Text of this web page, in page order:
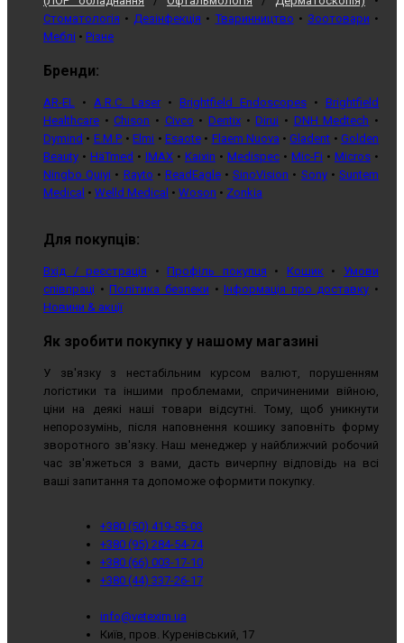
Стоматологія •Дезінфекція •Тваринництво • Зоотовари •
Меблі • Різне
Бренди:
AR-EL • A.R.C. Laser• Brightfield Endoscopes • Brightfield
Healthcare •Chison • Civco •Dentix •Dirui • DNH Medtech •
Dymind • E.M.P.•Elmi • Esaote• Flaem Nuova •Gladent •Golden
Beauty • HäTmed • IMAX • Kaixin • Medispec • Mic-Fi • Micros •
Ningbo Quiyi • Rayto • ReadEagle•SinoVision • Sony•Suntem
Medical • Welld Medical • Woson • Zonkia
Для покупців:
Вхід / реєстрація •Профіль покупця • Кошик• Умови
співпраці •Політика безпеки •Інформація про доставку •
Новини & акції
Як зробити покупку у нашому магазині
У зв'язку з нестабільним курсом валют, порушенням
логістики та іншими проблемами, спричиненими війною,
ціни на деякі наші товари відсутні. Тому, щоб уникнути
непорозумінь, після наповнення кошику заповніть форму
зворотного зв'язку. Наш менеджер у найближчий робочий
час зв'яжеться з вами, дасть вичерпну відповідь на всі
ваші запитання та допоможе оформити покупку.
+380 (50) 419-55-03
+380 (95) 284-54-74
+380 (66) 003-17-10
+380 (44) 337-26-17
info@vetexim.ua
Київ, пров. Куренівський, 17